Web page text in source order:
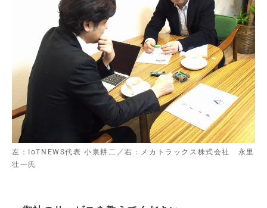
左：IoTNEWS代表 小泉耕二／右：メカトラックス株式会社 永里
壮一氏